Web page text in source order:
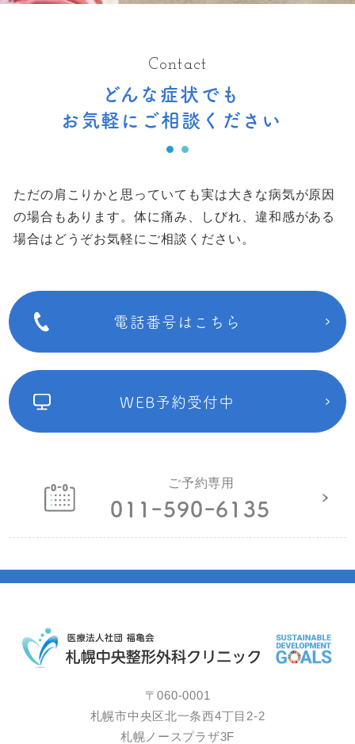
Contact
どんな症状でも
お気軽にご相談ください
ただの肩こりかと思っていても実は大きな病気が原因
の場合もあります。体に痛み、しびれ、違和感がある
場合はどうぞお気軽にご相談ください。
電話番号はこちら
WEB予約受付中
ご予約専用
011ｰ590ｰ6135
〒060-0001
札幌市中央区北一条西4丁目2-2
札幌ノースプラザ3F